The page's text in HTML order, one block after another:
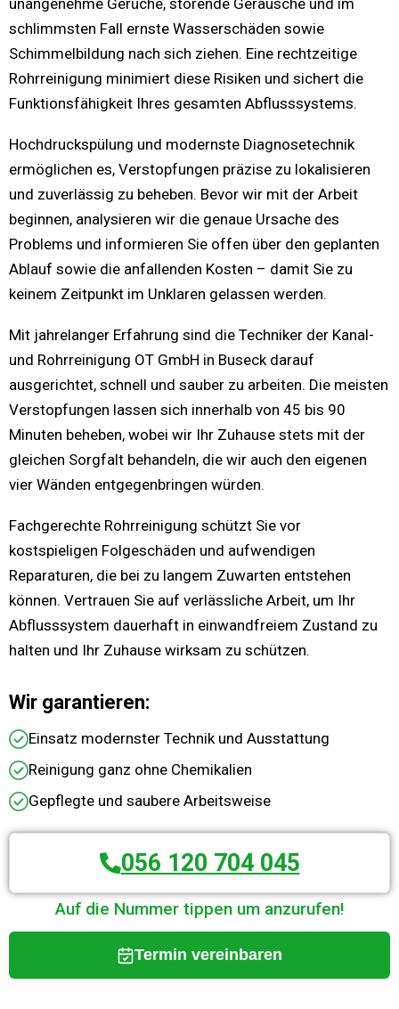
unangenehme Gerüche, störende Geräusche und im
schlimmsten Fall ernste Wasserschäden sowie
Schimmelbildung nach sich ziehen. Eine rechtzeitige
Rohrreinigung minimiert diese Risiken und sichert die
Funktionsfähigkeit Ihres gesamten Abflusssystems.
Hochdruckspülung und modernste Diagnosetechnik
ermöglichen es, Verstopfungen präzise zu lokalisieren
und zuverlässig zu beheben. Bevor wir mit der Arbeit
beginnen, analysieren wir die genaue Ursache des
Problems und informieren Sie offen über den geplanten
Ablauf sowie die anfallenden Kosten – damit Sie zu
keinem Zeitpunkt im Unklaren gelassen werden.
Mit jahrelanger Erfahrung sind die Techniker der Kanal-
und Rohrreinigung OT GmbH in Buseck darauf
ausgerichtet, schnell und sauber zu arbeiten. Die meisten
Verstopfungen lassen sich innerhalb von 45 bis 90
Minuten beheben, wobei wir Ihr Zuhause stets mit der
gleichen Sorgfalt behandeln, die wir auch den eigenen
vier Wänden entgegenbringen würden.
Fachgerechte Rohrreinigung schützt Sie vor
kostspieligen Folgeschäden und aufwendigen
Reparaturen, die bei zu langem Zuwarten entstehen
können. Vertrauen Sie auf verlässliche Arbeit, um Ihr
Abflusssystem dauerhaft in einwandfreiem Zustand zu
halten und Ihr Zuhause wirksam zu schützen.
Wir garantieren:
Einsatz modernster Technik und Ausstattung
Reinigung ganz ohne Chemikalien
Gepflegte und saubere Arbeitsweise
056 120 704 045
Auf die Nummer tippen um anzurufen!
Termin vereinbaren